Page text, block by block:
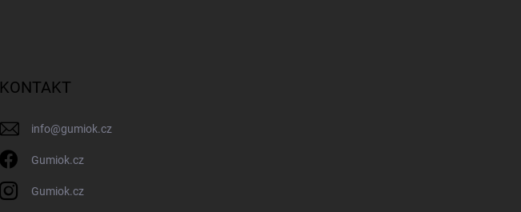
KONTAKT
info@gumiok.cz
Gumiok.cz
Gumiok.cz